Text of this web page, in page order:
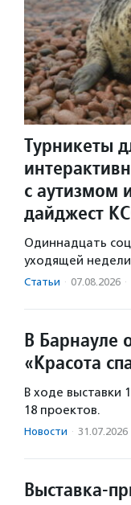
Турникеты
с аутизмом
дайджест
Одиннадцать
уходящей
Статьи · 07.08.2026 ·
В Барнауле
«Красота
В ходе выставки
18 проектов.
Новости · 31.07.2026
Выставка-